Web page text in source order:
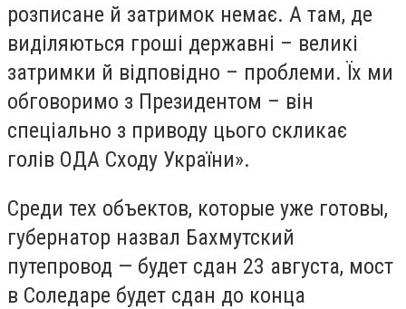
розписане й затримок немає. А там, де
виділяються гроші державні – великі
затримки й відповідно – проблеми. Їх ми
обговоримо з Президентом – він
спеціально з приводу цього скликає
голів ОДА Сходу України».
Среди тех объектов, которые уже готовы,
губернатор назвал Бахмутский
путепровод — будет сдан 23 августа, мост
в Соледаре будет сдан до конца